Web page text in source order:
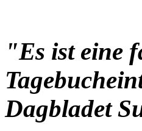
"Es ist eine
Dagbladet